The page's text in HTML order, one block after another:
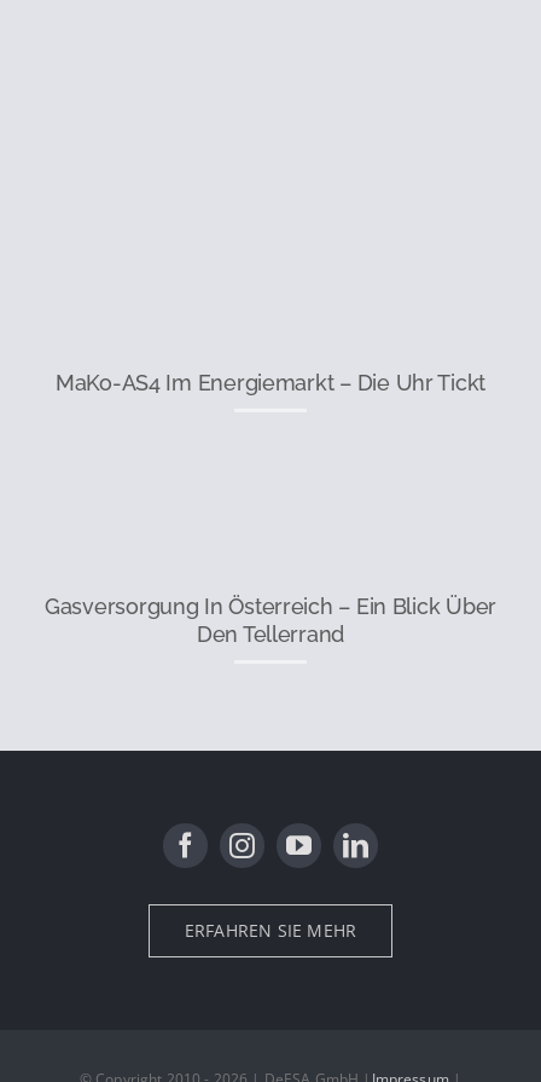
MaKo-AS4 Im Energiemarkt – Die Uhr Tickt
Gasversorgung In Österreich – Ein Blick Über
Den Tellerrand
ERFAHREN SIE MEHR